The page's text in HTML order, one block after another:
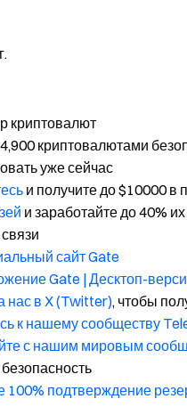
криптовалют
криптовалютами
уже сейчас
и получите до $10000 в
и заработайте до 40%
сайт Gate
Gate | Десктоп-
нас в X (Twitter), чтобы
к нашему сообществу
с нашим мировым
100% подтверждение